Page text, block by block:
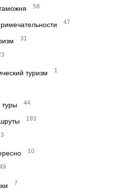
58
47
31
туризм 1
туры 44
193
10
7